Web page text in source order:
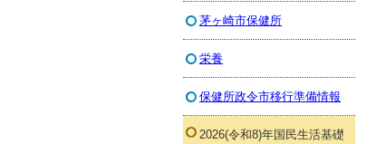
茅ヶ崎市保健所
栄養
保健所政令市移行準備情報
2026(令和8)年国民生活基礎